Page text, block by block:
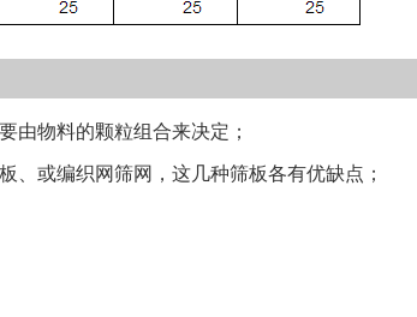
150小时运行的系统检查。 ●振动
振动设备上紧固振动电机的安装螺栓
物料的颗粒组合来决定；
或编织网筛网，这几种筛板各有优缺点；